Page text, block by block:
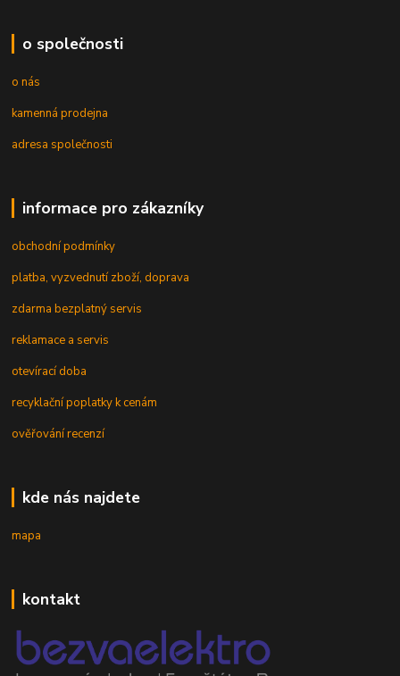
o společnosti
o nás
kamenná prodejna
adresa společnosti
informace pro zákazníky
obchodní podmínky
platba, vyzvednutí zboží, doprava
zdarma bezplatný servis
reklamace a servis
otevírací doba
recyklační poplatky k cenám
ověřování recenzí
kde nás najdete
mapa
kontakt